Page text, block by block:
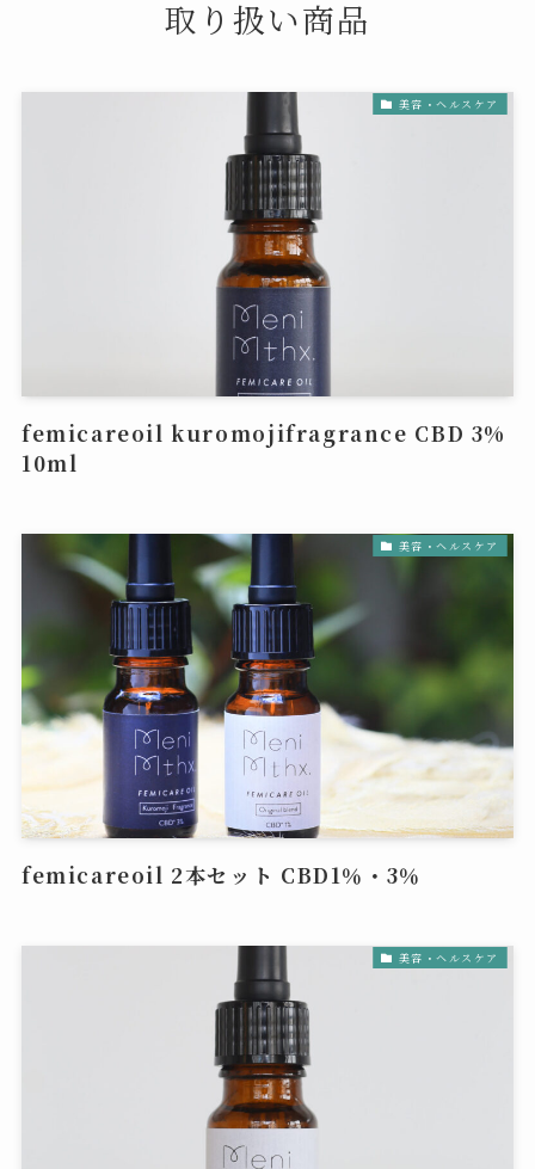
取り扱い商品
美容・ヘルスケア
femicareoil kuromojifragrance CBD 3%
10ml
美容・ヘルスケア
femicareoil 2本セット CBD1％・3％
美容・ヘルスケア